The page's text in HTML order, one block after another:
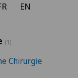
EN
(1)
Chirurgie